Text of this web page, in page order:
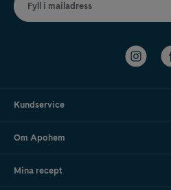
Fyll i mailadress
Kundservice
Om Apohem
Mina recept